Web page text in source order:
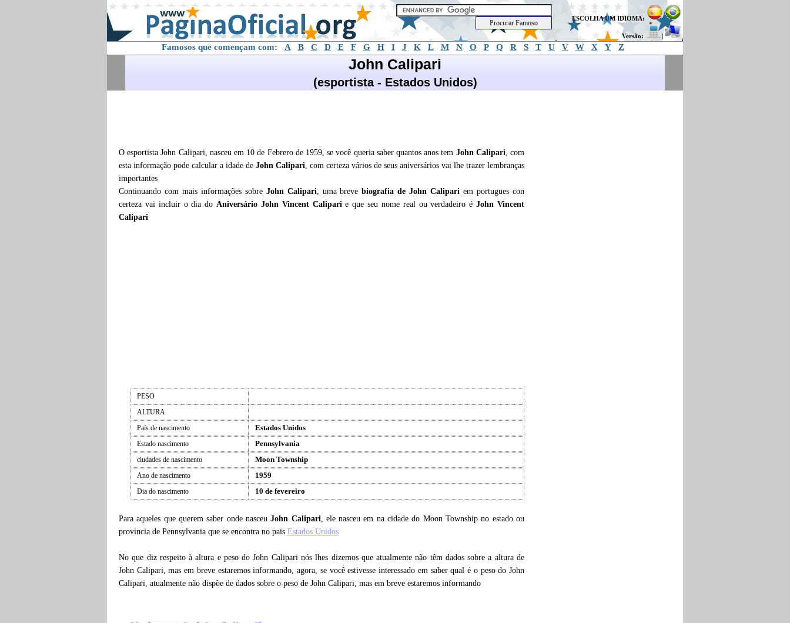
ESCOLHA UM IDIOMA:
Versão: |
Famosos que començam com: A B C D E F G H I J K L M N O P Q R S T U V W X Y Z
John Calipari
(esportista - Estados Unidos)
O esportista John Calipari, nasceu em 10 de Febrero de 1959, se você queria saber quantos anos tem John Calipari, com
esta informação pode calcular a idade de John Calipari, com certeza vários de seus aniversários vai lhe trazer lembranças
importantes
Continuando com mais informações sobre John Calipari, uma brevebiografia deJohn Calipari em portugues con
certeza vai incluir o dia doAniversário John Vincent Caliparie que seu nome real ou verdadeiro éJohn Vincent
Calipari
PESO
ALTURA
País de nascimento
Estados Unidos
Estado nascimento Pennsylvania
ciudades de nascimento Moon Township
Ano de nascimento 1959
Dia do nascimento 10 de fevereiro
Para aqueles que querem saber onde nasceuJohn Calipari, ele nasceu em na cidade do Moon Township no estado ou
provincia de Pennsylvania que se encontra no pais Estados Unidos
No que diz respeito à altura e peso do John Calipari nós lhes dizemos que atualmente não têm dados sobre a altura de
John Calipari, mas em breve estaremos informando, agora, se você estivesse interessado em saber qual é o peso do John
Calipari, atualmente não dispõe de dados sobre o peso de John Calipari, mas em breve estaremos informando